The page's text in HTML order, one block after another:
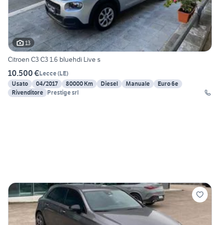
13
Citroen C3 C3 1.6 bluehdi Live s
10.500 €Lecce(LE)
Usato
04/2017 80000 Km Diesel Manuale
Euro 6e
Rivenditore Prestige srl